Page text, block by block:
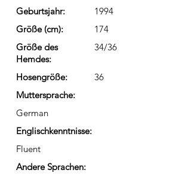
Geburtsjahr:
1994
Größe (cm):
174
Größe des
Hemdes:
34/36
Hosengröße:
36
Muttersprache:
German
Englischkenntnisse:
Fluent
Andere Sprachen: